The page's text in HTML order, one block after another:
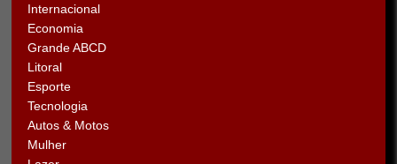
Internacional
Economia
Grande ABCD
Litoral
Esporte
Tecnologia
Autos & Motos
Mulher